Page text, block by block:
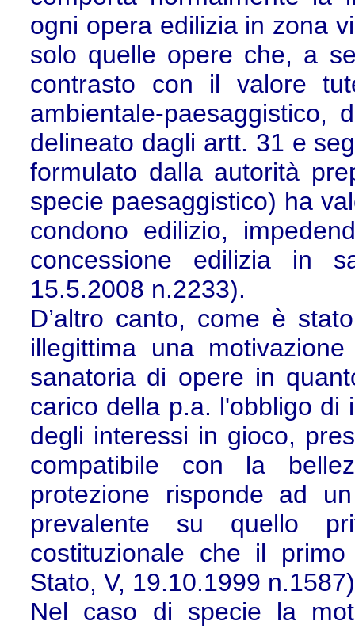
ogni opera edilizia in zona
solo quelle opere che, a
contrasto con il valore
ambientale-paesaggistico,
delineato dagli artt. 31 e
formulato dalla autorità
specie paesaggistico) ha
condono edilizio,
concessione edilizia in
15.5.2008 n.2233).
D’altro canto, come è
illegittima una
sanatoria di opere in
carico della p.a. l'obbligo di
degli interessi in gioco,
compatibile con la
protezione risponde ad
prevalente su quello
costituzionale che il
Stato, V, 19.10.1999
Nel caso di specie la